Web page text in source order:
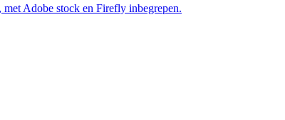
Adobe stock en Firefly inbegrepen.